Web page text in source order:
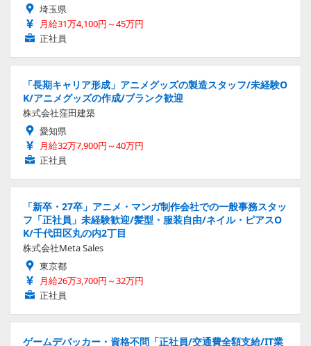
埼玉県
月給31万4,100円～45万円
正社員
「長期キャリア形成」アニメグッズの製造スタッフ/未経験O
K/アニメグッズの作成/ブランク歓迎
株式会社窪田建築
愛知県
月給32万7,900円～40万円
正社員
「新卒・27卒」アニメ・マンガ制作会社での一般事務スタッ
フ「正社員」未経験歓迎/髪型・服装自由/ネイル・ピアスO
K/千代田区丸の内2丁目
株式会社Meta Sales
東京都
月給26万3,700円～32万円
正社員
ゲームデバッカー・資格不問「正社員/交通費全額支給/IT業